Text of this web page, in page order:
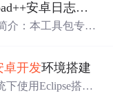
安卓日志工具包
还有配套的精品资源，点击获取 简介：本工具包专为
包内含NppLogcat
adb）集成，实现L
卓开发环境搭建
下使用Eclipse搭建